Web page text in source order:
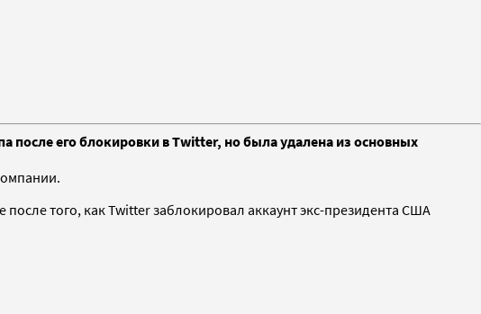
после его блокировки в Twitter, но была удалена из основных
того, как Twitter заблокировал аккаунт экс-президента США